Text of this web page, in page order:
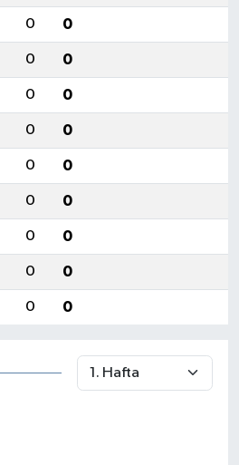
0 0
0 0
0 0
0 0
0 0
0 0
0 0
0 0
0 0